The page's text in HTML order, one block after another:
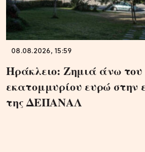
08.08.2026, 15:59
Ηράκλειο: Ζημιά άνω του
εκατομμυρίου ευρώ στην
της ΔΕΠΑΝΑΛ